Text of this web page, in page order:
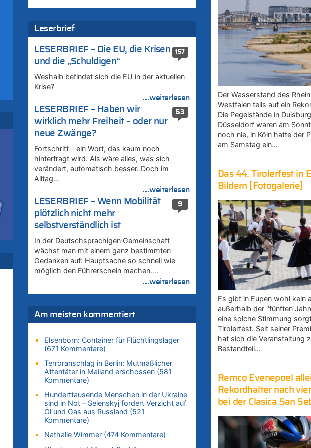
Leserbrief
157
LESERBRIEF – Die EU, die Krisen
und die „Schuldigen“
Weshalb befindet sich die EU in der aktuellen
Krise?
....weiterlesen
53
LESERBRIEF – Haben wir
wirklich mehr Freiheit – oder nur
neue Zwänge?
Fortschritt – ein Wort, das kaum noch
hinterfragt wird. Als wäre alles, was sich
verändert, automatisch besser. Doch im
Alltag…
....weiterlesen
9
LESERBRIEF – Wenn Mobilität
plötzlich nicht mehr
selbstverständlich ist
In der Deutschsprachigen Gemeinschaft
wächst man mit einem ganz bestimmten
Gedanken auf: Hauptsache so schnell wie
möglich den Führerschein machen….
....weiterlesen
Am meisten kommentiert
Elsenborn: Container für Flüchtlingslager
(671 Kommentare)
Terroranschlag in Berlin: Mutmaßlicher
Attentäter in Mailand erschossen (581
Kommentare)
Hunderttausende Menschen in der Ukraine
sind in Not – Selenskyj fordert Verzicht auf
Öl und Gas aus Russland (521
Kommentare)
Nathalie Wimmer (474 Kommentare)
Der Wasserstand des
Westfalen teils auf ein
Die Pegelstände in
Düsseldorf waren am
noch nie, in Köln hatte der
am Samstag ein…
Das 44. Tirolerfest in
Bildern [Fotogalerie]
Es gibt in Eupen wohl kein
außerhalb der "fünften
eine solche Stimmung
Tirolerfest. Seit seiner
hat sich die Veranstaltung
Bestandteil…
Remco Evenepoel
Rekordhalter nach
bei der Clasica San